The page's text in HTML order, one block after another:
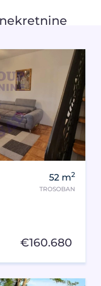
52 m2
TROSOBAN
€160.680